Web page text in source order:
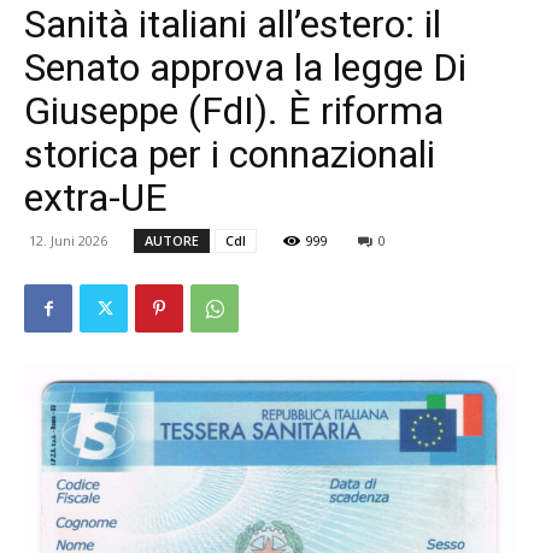
d'Italia
Sanità italiani all’estero: il
Senato approva la legge Di
Giuseppe (FdI). È riforma
storica per i connazionali
extra-UE
12. Juni 2026 AUTORE CdI 999 0